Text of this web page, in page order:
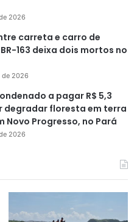
2026
carreta e carro de
163 deixa dois mortos no
de 2026
a pagar R$ 5,3
degradar floresta em terra
Novo Progresso, no Pará
2026